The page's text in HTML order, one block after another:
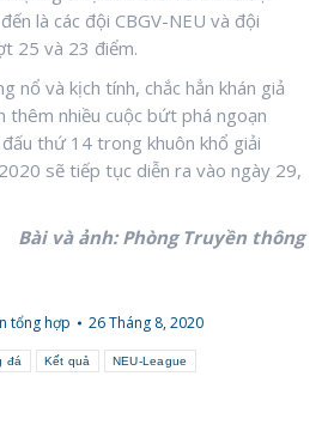
là các đội CBGV-NEU và đội
25 và 23 điểm.
nổ và kịch tính, chắc hẳn khán giả
thêm nhiều cuộc bứt phá ngoạn
thứ 14 trong khuôn khổ giải
sẽ tiếp tục diễn ra vào ngày 29,
Bài và ảnh: Phòng Truyền thông
tổng hợp
26 Tháng 8, 2020
đá Kết quả NEU-League